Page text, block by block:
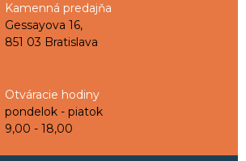
Kamenná predajňa
Gessayova 16,
851 03 Bratislava
Otváracie hodiny
pondelok - piatok
9,00 - 18,00